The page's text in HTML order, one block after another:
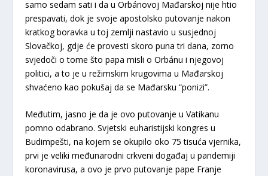
samo sedam sati i da u Orbánovoj Mađarskoj nije htio
prespavati, dok je svoje apostolsko putovanje nakon
kratkog boravka u toj zemlji nastavio u susjednoj
Slovačkoj, gdje će provesti skoro puna tri dana, zorno
svjedoči o tome što papa misli o Orbánu i njegovoj
politici, a to je u režimskim krugovima u Mađarskoj
shvaćeno kao pokušaj da se Mađarsku “ponizi”.
Međutim, jasno je da je ovo putovanje u Vatikanu
pomno odabrano. Svjetski euharistijski kongres u
Budimpešti, na kojem se okupilo oko 75 tisuća vjernika,
prvi je veliki međunarodni crkveni događaj u pandemiji
koronavirusa, a ovo je prvo putovanje pape Franje